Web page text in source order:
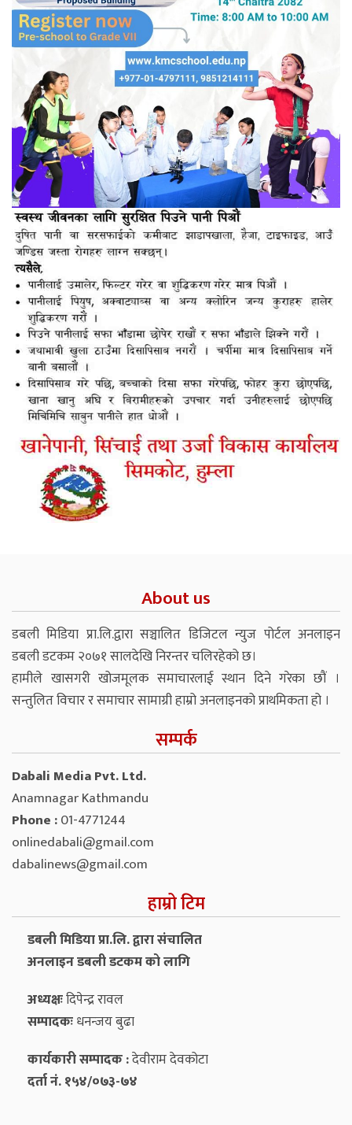
About us
डबली मिडिया प्रा.लि.द्वारा सञ्चालित डिजिटल न्युज पोर्टल अनलाइन
डबली डटकम २०७१ सालदेखि निरन्तर चलिरहेको छ।
हामीले खासगरी खोजमूलक समाचारलाई स्थान दिने गरेका छौं ।
सन्तुलित विचार र समाचार सामाग्री हाम्रो अनलाइनको प्राथमिकता हो ।
सम्पर्क
Dabali Media Pvt. Ltd.
Anamnagar Kathmandu
Phone :01-4771244
onlinedabali@gmail.com
dabalinews@gmail.com
हाम्रो टिम
डबली मिडिया प्रा.लि. द्वारा संचालित
अनलाइन डबली डटकम को लागि
अध्यक्षःदिपेन्द्र रावल
सम्पादकःधनन्‍जय बुढा
कार्यकारी सम्पादक :देवीराम देवकोटा
दर्ता नं. १५४/०७३-७४